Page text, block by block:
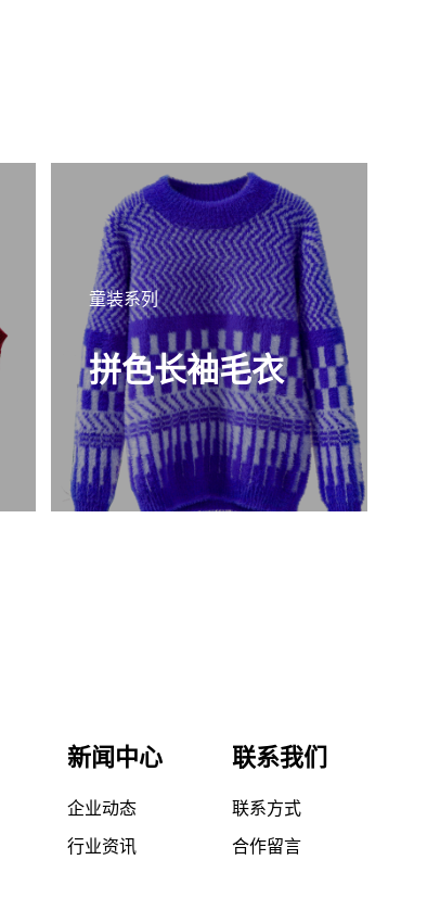
童装系列
拼色长袖毛衣
新闻中心
企业动态
行业资讯
联系我们
联系方式
合作留言